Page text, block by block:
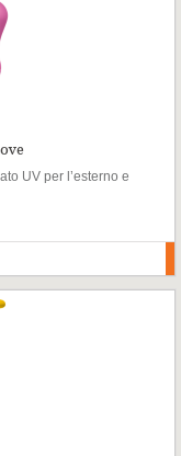
UV per l’esterno e